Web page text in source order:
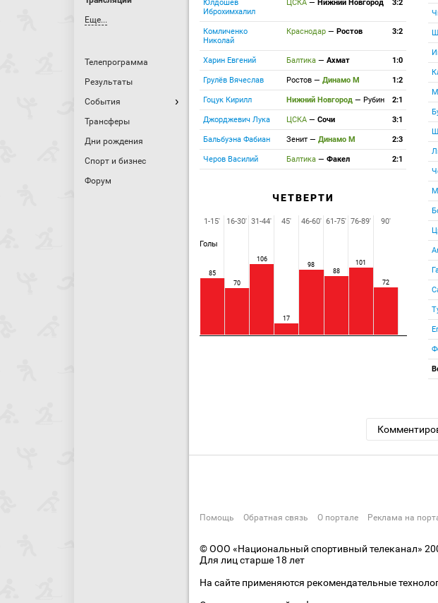
Еще...
Телепрограмма
Результаты
События
Трансферы
Дни рождения
Спорт и бизнес
Форум
Юлдошев
Иброхимхалил
ЦСКА — Нижний Новгород 3:2
Комличенко
Николай
Краснодар — Ростов 3:2
Харин Евгений Балтика — Ахмат 1:0
Грулёв Вячеслав Ростов — Динамо М 1:2
Гоцук Кирилл Нижний Новгород — Рубин 2:1
Джорджевич Лука ЦСКА — Сочи 3:1
Бальбуэна Фабиан Зенит — Динамо М 2:3
Черов Василий Балтика — Факел 2:1
ЧЕТВЕРТИ
Голы
85
70
106
17
98
88
101
72
1-15' 16-30' 31-44' 45' 46-60' 61-75' 76-89' 90'
Помощь Обратная связь О портале Реклама на
© ООО «Национальный спортивный телеканал»
Для лиц старше 18 лет
На сайте применяются рекомендательные